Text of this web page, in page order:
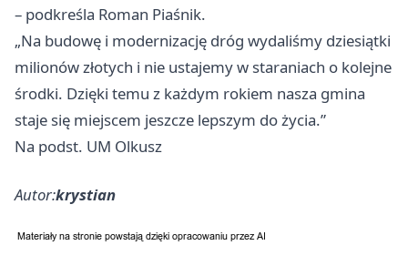
– podkreśla Roman Piaśnik.
„Na budowę i modernizację dróg wydaliśmy dziesiątki
milionów złotych i nie ustajemy w staraniach o kolejne
środki. Dzięki temu z każdym rokiem nasza gmina
staje się miejscem jeszcze lepszym do życia.”
Na podst. UM Olkusz
Autor:krystian